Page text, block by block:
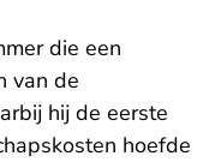
die een
van de
hij de eerste
hoefde